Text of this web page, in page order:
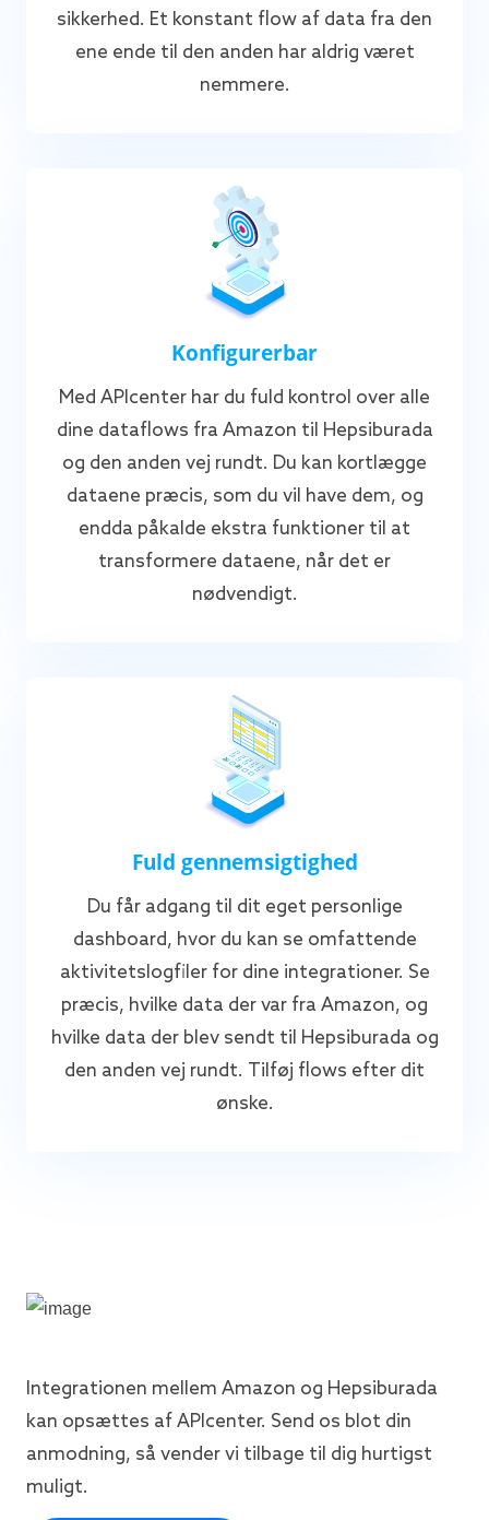
sikkerhed. Et konstant flow af data fra den
ene ende til den anden har aldrig været
nemmere.
Konfigurerbar
Med APIcenter har du fuld kontrol over alle
dine dataflows fra Amazon til Hepsiburada
og den anden vej rundt. Du kan kortlægge
dataene præcis, som du vil have dem, og
endda påkalde ekstra funktioner til at
transformere dataene, når det er
nødvendigt.
Fuld gennemsigtighed
Du får adgang til dit eget personlige
dashboard, hvor du kan se omfattende
aktivitetslogfiler for dine integrationer. Se
præcis, hvilke data der var fra Amazon, og
hvilke data der blev sendt til Hepsiburada og
den anden vej rundt. Tilføj flows efter dit
ønske.
Integrationen mellem Amazon og Hepsiburada
kan opsættes af APIcenter. Send os blot din
anmodning, så vender vi tilbage til dig hurtigst
muligt.